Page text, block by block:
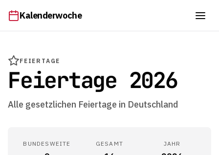
Kalenderwoche
FEIERTAGE
Feiertage 2026
Alle gesetzlichen Feiertage in Deutschland
BUNDESWEITE GESAMT JAHR